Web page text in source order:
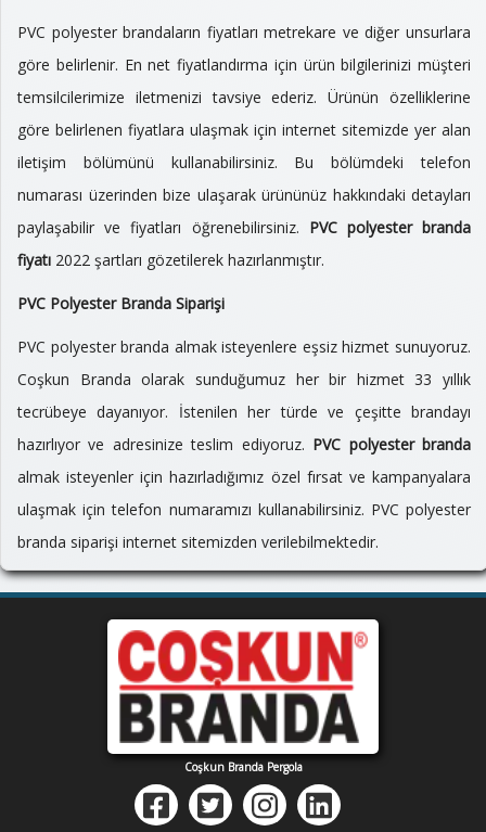
PVC polyester brandaların fiyatları metrekare ve diğer unsurlara
göre belirlenir. En net fiyatlandırma için ürün bilgilerinizi müşteri
temsilcilerimize iletmenizi tavsiye ederiz. Ürünün özelliklerine
göre belirlenen fiyatlara ulaşmak için internet sitemizde yer alan
iletişim bölümünü kullanabilirsiniz. Bu bölümdeki telefon
numarası üzerinden bize ulaşarak ürününüz hakkındaki detayları
paylaşabilir ve fiyatları öğrenebilirsiniz. PVC polyester branda
fiyatı 2022 şartları gözetilerek hazırlanmıştır.
PVC Polyester Branda Siparişi
PVC polyester branda almak isteyenlere eşsiz hizmet sunuyoruz.
Coşkun Branda olarak sunduğumuz her bir hizmet 33 yıllık
tecrübeye dayanıyor. İstenilen her türde ve çeşitte brandayı
hazırlıyor ve adresinize teslim ediyoruz. PVC polyester branda
almak isteyenler için hazırladığımız özel fırsat ve kampanyalara
ulaşmak için telefon numaramızı kullanabilirsiniz. PVC polyester
branda siparişi internet sitemizden verilebilmektedir.
Coşkun Branda Pergola